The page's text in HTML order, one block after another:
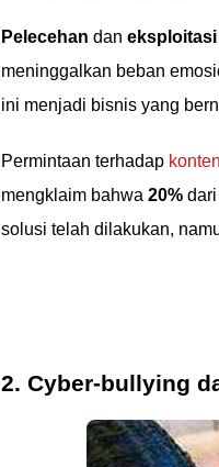
Pelecehan dan eksploitasi
meninggalkan beban
ini menjadi bisnis yang
Permintaan terhadap
mengklaim bahwa 20%
solusi telah dilakukan,
2. Cyber-bullying